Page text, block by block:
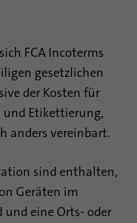
FCA Incoterms
gesetzlichen
der Kosten für
und Etikettierung,
anders vereinbart.
sind enthalten,
Geräten im
eine Orts- oder
Seiten in anonymer
Cookie zur
Nutzer.